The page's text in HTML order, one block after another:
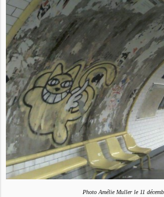
Photo Amélie Muller le 11